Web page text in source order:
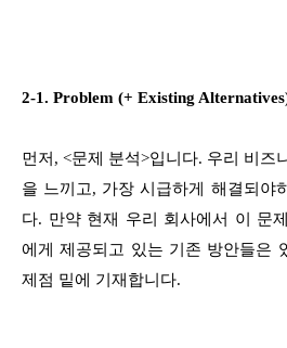
2-1. Problem (+ Existing
먼저, <문제 분석>입니다. 우리 비즈
을 느끼고, 가장 시급하게 해결되야
다. 만약 현재 우리 회사에서 이 문
에게 제공되고 있는 기존 방안들은
제점 밑에 기재합니다.